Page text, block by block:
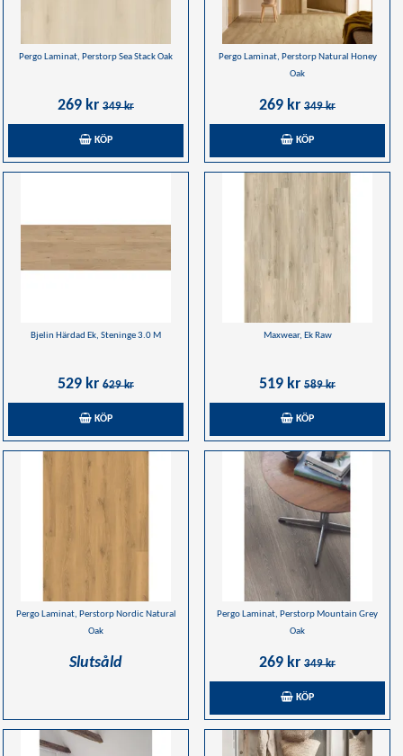
Pergo Laminat, Perstorp Sea Stack Oak
269 kr 349 kr
KÖP
Pergo Laminat, Perstorp Natural Honey
Oak
269 kr 349 kr
KÖP
Bjelin Härdad Ek, Steninge 3.0 M
529 kr 629 kr
KÖP
Maxwear, Ek Raw
519 kr 589 kr
KÖP
Pergo Laminat, Perstorp Nordic Natural
Oak
Slutsåld
Pergo Laminat, Perstorp Mountain Grey
Oak
269 kr 349 kr
KÖP